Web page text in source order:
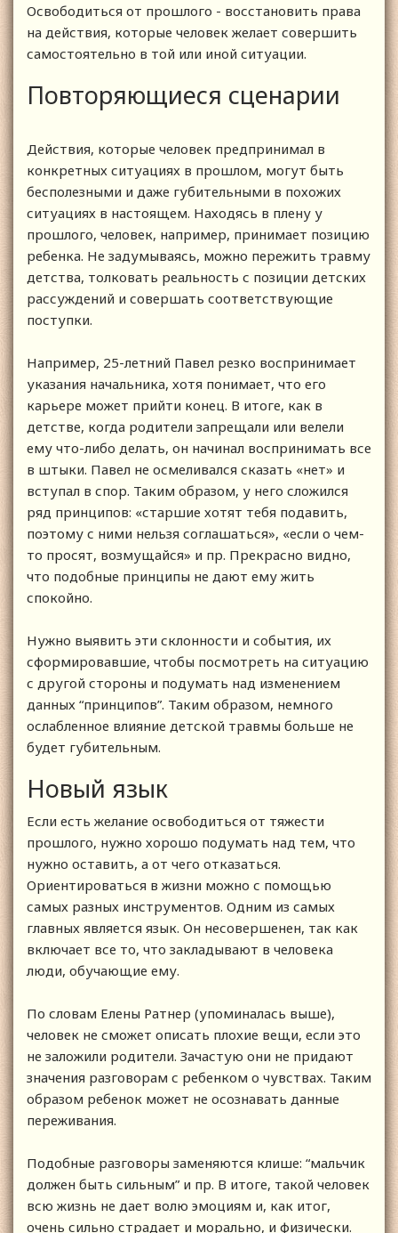
Освободиться от прошлого - восстановить права
на действия, которые человек желает совершить
самостоятельно в той или иной ситуации.
Повторяющиеся сценарии
Действия, которые человек предпринимал в
конкретных ситуациях в прошлом, могут быть
бесполезными и даже губительными в похожих
ситуациях в настоящем. Находясь в плену у
прошлого, человек, например, принимает позицию
ребенка. Не задумываясь, можно пережить травму
детства, толковать реальность с позиции детских
рассуждений и совершать соответствующие
поступки.
Например, 25-летний Павел резко воспринимает
указания начальника, хотя понимает, что его
карьере может прийти конец. В итоге, как в
детстве, когда родители запрещали или велели
ему что-либо делать, он начинал воспринимать все
в штыки. Павел не осмеливался сказать «нет» и
вступал в спор. Таким образом, у него сложился
ряд принципов: «старшие хотят тебя подавить,
поэтому с ними нельзя соглашаться», «если о чем-
то просят, возмущайся» и пр. Прекрасно видно,
что подобные принципы не дают ему жить
спокойно.
Нужно выявить эти склонности и события, их
сформировавшие, чтобы посмотреть на ситуацию
с другой стороны и подумать над изменением
данных “принципов”. Таким образом, немного
ослабленное влияние детской травмы больше не
будет губительным.
Новый язык
Если есть желание освободиться от тяжести
прошлого, нужно хорошо подумать над тем, что
нужно оставить, а от чего отказаться.
Ориентироваться в жизни можно с помощью
самых разных инструментов. Одним из самых
главных является язык. Он несовершенен, так как
включает все то, что закладывают в человека
люди, обучающие ему.
По словам Елены Ратнер (упоминалась выше),
человек не сможет описать плохие вещи, если это
не заложили родители. Зачастую они не придают
значения разговорам с ребенком о чувствах. Таким
образом ребенок может не осознавать данные
переживания.
Подобные разговоры заменяются клише: “мальчик
должен быть сильным” и пр. В итоге, такой человек
всю жизнь не дает волю эмоциям и, как итог,
очень сильно страдает и морально, и физически.